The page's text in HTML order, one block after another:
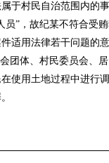
于村民自治范围内的
”，故纪某不符合受
适用法律若干问题的
团体、村民委员会、
使用土地过程中进行